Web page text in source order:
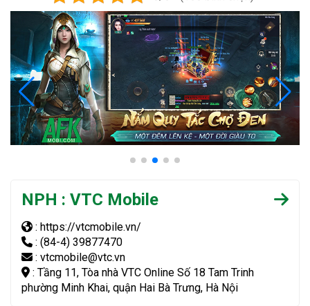
NPH : VTC Mobile
: https://vtcmobile.vn/
: (84-4) 39877470
: vtcmobile@vtc.vn
: Tầng 11, Tòa nhà VTC Online Số 18 Tam Trinh
phường Minh Khai, quận Hai Bà Trưng, Hà Nội